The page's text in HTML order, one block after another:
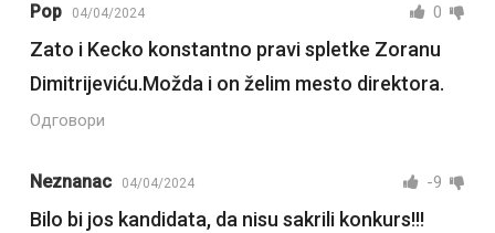
Pop 04/04/2024 0
Zato i Kecko konstantno pravi spletke Zoranu
Dimitrijeviću.Možda i on želim mesto direktora.
Одговори
Neznanac 04/04/2024 -9
Bilo bi jos kandidata, da nisu sakrili konkurs!!!